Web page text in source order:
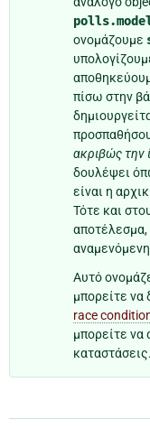
ονομάζουμε
πίσω στην
ακριβώς την
δουλέψει
είναι η
Τότε και
αποτέλεσμα,
Αυτό
μπορείτε να
race
μπορείτε να
καταστάσεις.